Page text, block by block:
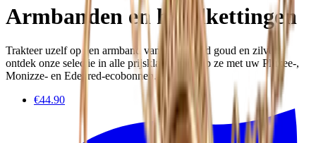
Armbanden en handkettingen
Trakteer uzelf op een armband van gerecycled goud en zilver:
ontdek onze selectie in alle prijsklassen! Koop ze met uw Pluxee-,
Monizze- en Edenred-ecobonnen.
€44.90